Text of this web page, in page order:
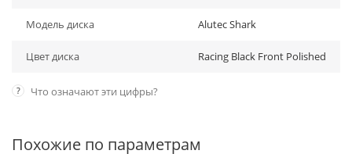
Модель диска Alutec Shark
Цвет диска Racing Black Front Polished
? Что означают эти цифры?
Похожие по параметрам